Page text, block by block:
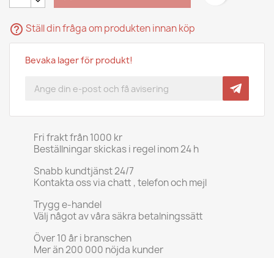
help_outline Ställ din fråga om produkten innan köp
Bevaka lager för produkt!
Fri frakt från 1000 kr
Beställningar skickas i regel inom 24 h
Snabb kundtjänst 24/7
Kontakta oss via chatt , telefon och mejl
Trygg e-handel
Välj något av våra säkra betalningssätt
Över 10 år i branschen
Mer än 200 000 nöjda kunder